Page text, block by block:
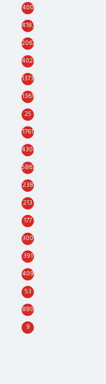
400
4183
2067
4024
1373
1361
25
1761
4308
5867
238
213
177
300
391
409
53
880
9